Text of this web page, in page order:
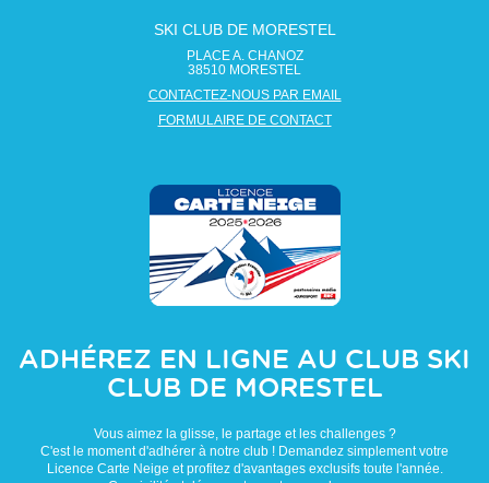
SKI CLUB DE MORESTEL
PLACE A. CHANOZ
38510 MORESTEL
CONTACTEZ-NOUS PAR EMAIL
FORMULAIRE DE CONTACT
ADHÉREZ EN LIGNE AU CLUB SKI
CLUB DE MORESTEL
Vous aimez la glisse, le partage et les challenges ?
C'est le moment d'adhérer à notre club ! Demandez simplement votre
Licence Carte Neige et profitez d'avantages exclusifs toute l'année.